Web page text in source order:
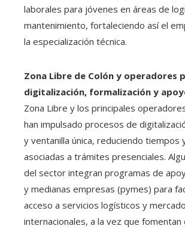
laborales para jóvenes en áreas de
mantenimiento, fortaleciendo así el
la especialización técnica.
Zona Libre de Colón y operadores
digitalización, formalización y
Zona Libre y los principales
han impulsado procesos de
y ventanilla única, reduciendo tiempos
asociadas a trámites presenciales.
del sector integran programas de
y medianas empresas (pymes) para
acceso a servicios logísticos y
internacionales, a la vez que